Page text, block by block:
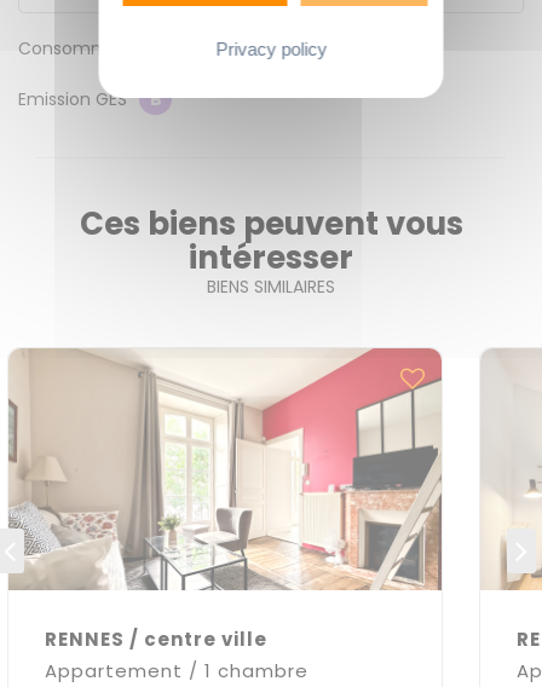
Consommation énergétique E
Emission GES B
Ces biens peuvent vous
intéresser
BIENS SIMILAIRES
RENNES / centre ville
Appartement / 1 chambre
Privacy policy